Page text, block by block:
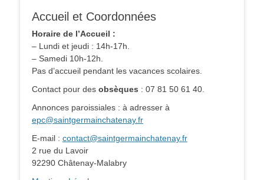
Accueil et Coordonnées
Horaire de l’Accueil :
– Lundi et jeudi : 14h-17h.
– Samedi 10h-12h.
Pas d’accueil pendant les vacances scolaires.
Contact pour des obsèques : 07 81 50 61 40.
Annonces paroissiales : à adresser à
epc@saintgermainchatenay.fr
E-mail : contact@saintgermainchatenay.fr
2 rue du Lavoir
92290 Châtenay-Malabry